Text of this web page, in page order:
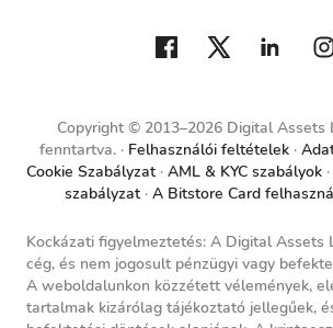
Copyright © 2013–2026 Digital Assets
fenntartva.
Felhasználói feltételek
Cookie Szabályzat AML & KYC szabályok
szabályzat A Bitstore Card
Kockázati figyelmeztetés: A Digital Assets
cég, és nem jogosult pénzügyi vagy
A weboldalunkon közzétett vélemények,
tartalmak kizárólag tájékoztató jellegűek,